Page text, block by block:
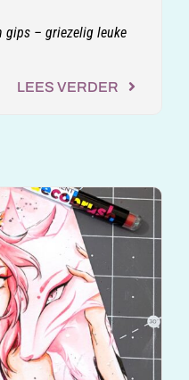
gips – griezelig leuke
LEES VERDER